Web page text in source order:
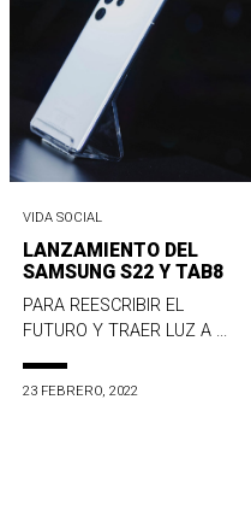
VIDA SOCIAL
LANZAMIENTO DEL
SAMSUNG S22 Y TAB8
PARA REESCRIBIR EL
FUTURO Y TRAER LUZ A ...
23 FEBRERO, 2022